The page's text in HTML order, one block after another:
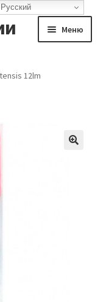
Меню
12lm
Русский